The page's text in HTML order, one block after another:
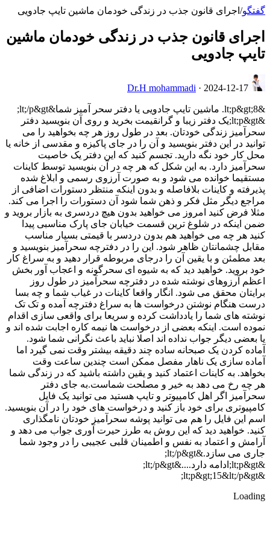
گفتگو/ اجرای قانون جذب در زندگی خودمان ماشین تایپ جادویی
اجرای قانون جذب در زندگی خودمان ماشین
تایپ جادویی
Dr.H mohammadi · 2024-12-17
&lt;p&gt;8. ماشین تایپ جادویی یا دفتر سحر آمیز شما&lt;/p&gt;
&lt;p&gt;یک دفتر زیبا و گرانقیمت بخرید و روی آن بنویسید دفتر
سحرآمیز زندگی خودتان. بعد در طول روز هر چه بخواهید را می
توانید در این دفتر بنویسید و آن را در جای پاکیزه و مقدسی از خانه یا
محل کار خود نگه دارید. تجسم کنید که این دفتر یک خاصیت
سحرآمیز دارد. به این شکل که هر چه در آن بنویسید توسط کاینات
مستقیما خوانده می شود و به صورت آرزوی رسمی و ابلاغ شده
پذیرفته و کاینات بلافاصله و بدون اینکه منتظر دستورات اضافی از
مراجع دیگر مثل فکر و ذهن شما شود آن دستورات را اجرا می کند.
مثلا فرض کنید امروز می خواهید بدون هیچ دردسری به بازار بروید و
ضمن اینکه در شلوغ ترین قسمت خیابان جای پارک مناسبی پیدا
کنید هر چه می خواهید هم بدون دردسر با قیمتی بسیار مناسب
مقابل چشمانتان ظاهر شود. این را در دفترچه سحرآمیز بنویسید و
بعد مطمئن و با یقین آن را درجای مربوطه قرار دهید و به سراغ کار
خود بروید. خواهید دید که به شیوه ای سحرگونه و اعجاب آور بخش
اعظم آرزوهای نوشته شده در دفترچه سحرآمیز در طول روز
برایتان محقق می شود. انگار واقعا کاینات در غیاب شما و چه بسا
درست هنگام نوشتن درخواست ها به سراغ دفترچه آمده و تک تک
نوشته های شما را یادداشت کرده و سریعا برای واقعی سازی اقدام
نموده است. اینکه بعضی از درخواست ها نیمه کاره اجابت شده اند و
یا بعضی دیگر جواب نداده اند اصلا نباید باعث نگرانی شما شود.
آماده کردن یک صبحانه ساده چند دقیقه بیشتر وقت نمی گیرد اما
آماده سازی یک ناهار مفصل ممکن است چندین ساعت وقت
بخواهد. به کاینات اعتماد کنید و یقین داشته باشید که در زندگی شما
هر چه رخ می دهد به خیر و مصلحت شماست.به جای دفتر
سحرآمیز اگر اهل کامپیوتر و تایپ هستید می توانید یک فایل
کامپیوتری برای خود باز کنید و درخواست های خود را در آن بنویسید.
اسم این فایل را هم می توانید پوشه سحرآمیز خودتان نامگذاری
کنید. خواهید دید که این روش به طرز حیرت آوری جواب می دهد و
آرامش و اعتماد به نفس و اطمینان قلبی عجیبی را در وجود شما
جاری می سازد.&lt;/p&gt;
&lt;p&gt;ادامه دارد....&lt;/p&gt;
&lt;p&gt;15&lt;/p&gt;
Loading